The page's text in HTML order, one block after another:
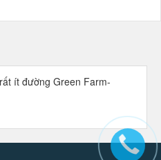
ít đường Green Farm-